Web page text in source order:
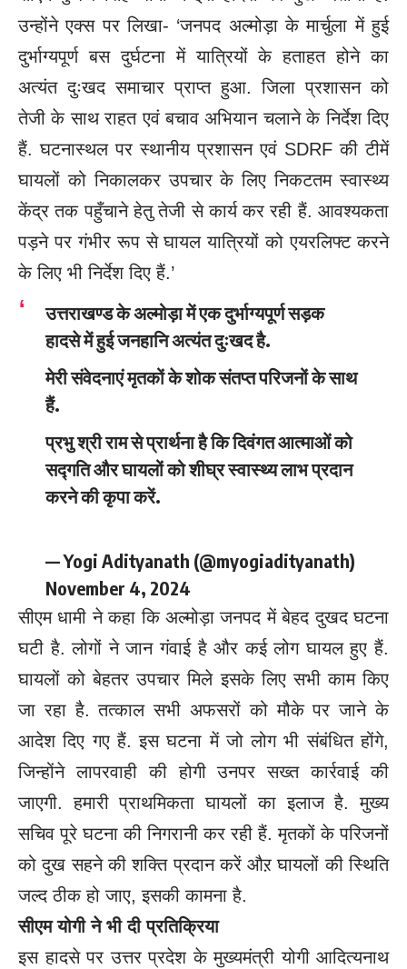
उन्होंने एक्स पर लिखा- ‘जनपद अल्मोड़ा के मार्चुला में हुई
दुर्भाग्यपूर्ण बस दुर्घटना में यात्रियों के हताहत होने का
अत्यंत दुःखद समाचार प्राप्त हुआ. जिला प्रशासन को
तेजी के साथ राहत एवं बचाव अभियान चलाने के निर्देश दिए
हैं. घटनास्थल पर स्थानीय प्रशासन एवं SDRF की टीमें
घायलों को निकालकर उपचार के लिए निकटतम स्वास्थ्य
केंद्र तक पहुँचाने हेतु तेजी से कार्य कर रही हैं. आवश्यकता
पड़ने पर गंभीर रूप से घायल यात्रियों को एयरलिफ्ट करने
के लिए भी निर्देश दिए हैं.’
उत्तराखण्ड के अल्मोड़ा में एक दुर्भाग्यपूर्ण सड़क
हादसे में हुई जनहानि अत्यंत दुःखद है.
मेरी संवेदनाएं मृतकों के शोक संतप्त परिजनों के साथ
हैं.
प्रभु श्री राम से प्रार्थना है कि दिवंगत आत्माओं को
सद्गति और घायलों को शीघ्र स्वास्थ्य लाभ प्रदान
करने की कृपा करें.
— Yogi Adityanath (@myogiadityanath)
November 4, 2024
सीएम धामी ने कहा कि अल्मोड़ा जनपद में बेहद दुखद घटना
घटी है. लोगों ने जान गंवाई है और कई लोग घायल हुए हैं.
घायलों को बेहतर उपचार मिले इसके लिए सभी काम किए
जा रहा है. तत्काल सभी अफसरों को मौके पर जाने के
आदेश दिए गए हैं. इस घटना में जो लोग भी संबंधित होंगे,
जिन्होंने लापरवाही की होगी उनपर सख्त कार्रवाई की
जाएगी. हमारी प्राथमिकता घायलों का इलाज है. मुख्य
सचिव पूरे घटना की निगरानी कर रही हैं. मृतकों के परिजनों
को दुख सहने की शक्ति प्रदान करें औऱ घायलों की स्थिति
जल्द ठीक हो जाए, इसकी कामना है.
सीएम योगी ने भी दी प्रतिक्रिया
इस हादसे पर उत्तर प्रदेश के मुख्यमंत्रीयोगी आदित्यनाथ